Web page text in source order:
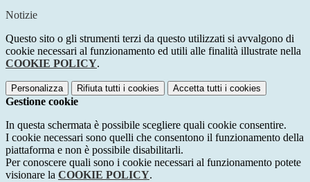
Notizie
Questo sito o gli strumenti terzi da questo utilizzati si avvalgono di
cookie necessari al funzionamento ed utili alle finalità illustrate nella
COOKIE POLICY.
Personalizza Rifiuta tutti i cookies Accetta tutti i cookies
Gestione cookie
In questa schermata è possibile scegliere quali cookie consentire.
I cookie necessari sono quelli che consentono il funzionamento della
piattaforma e non è possibile disabilitarli.
Per conoscere quali sono i cookie necessari al funzionamento potete
visionare la COOKIE POLICY.